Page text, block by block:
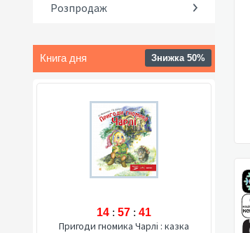
Розпродаж
Книга дня Знижка 50%
14 : 57 : 40
Пригоди гномика Чарлі : казка